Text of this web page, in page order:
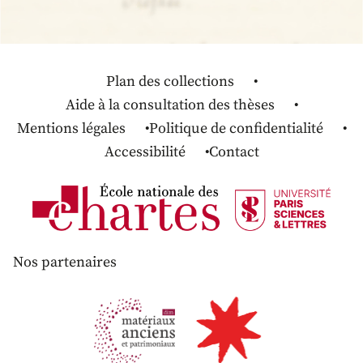
Plan des collections
Aide à la consultation des thèses
Mentions légales
Politique de confidentialité
Accessibilité
Contact
Nos partenaires